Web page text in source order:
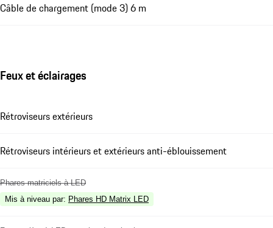
Câble de chargement (mode 3) 6 m
Feux et éclairages
Rétroviseurs extérieurs
Rétroviseurs intérieurs et extérieurs anti-éblouissement
Phares matriciels à LED
Mis à niveau par: Phares HD Matrix LED